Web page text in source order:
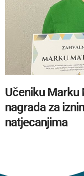
Učeniku Marku
nagrada za
natjecanjima